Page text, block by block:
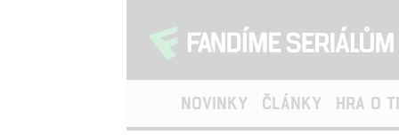
NOVINKY ČLÁNKY HRA O